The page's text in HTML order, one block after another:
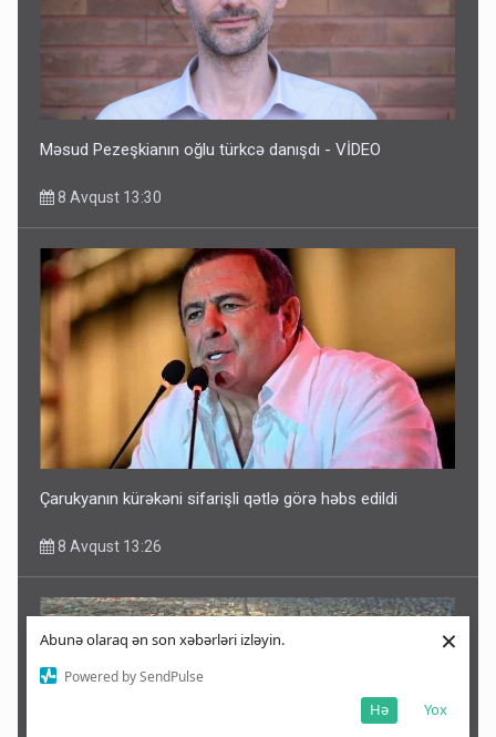
Abunə olaraq ən son xəbərləri izləyin.
Powered by SendPulse
Yox
Hə
×
Məsud Pezeşkianın oğlu türkcə danışdı - VİDEO
8 Avqust 13:30
Çarukyanın kürəkəni sifarişli qətlə görə həbs edildi
8 Avqust 13:26